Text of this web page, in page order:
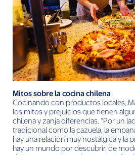
Mitos sobre la cocina chilena
Cocinando con productos locales,
los mitos y prejuicios que tienen
chilena y zanja diferencias. “Por un
tradicional como la cazuela, la
hay una relación muy nostálgica y la
hay un mundo por descubrir, de